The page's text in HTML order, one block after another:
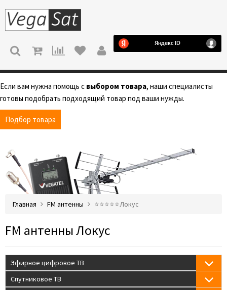
МЕНЮ
Если вам нужна помощь с выбором товара, наши специалисты
готовы подобрать подходящий товар под ваши нужды.
Подбор товара
Главная FM антенны ⭐️⭐️⭐️⭐️⭐️Локус
FM антенны Локус
Эфирное цифровое ТВ
Спутниковое ТВ